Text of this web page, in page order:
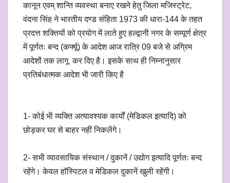
कानून एवम् शान्ति व्यवस्था बनाए रखने हेतु जिला मजिस्ट्रेट,
वंदना सिंह ने भारतीय दण्ड संहिता 1973 की धारा-144 के तहत
प्रदत्त शक्तियों को प्रयोग में लाते हुए हल्द्वानी नगर के सम्पूर्ण क्षेत्र
में पूर्णतः बन्द (कर्फ्यू) के आदेश आज रात्रि 09 बजे से अग्रिम
आदेशों तक लागू कर दिए है। इसके साथ ही निम्नानुसार
प्रतिबंधात्मक आदेश भी जारी किए है
1- कोई भी व्यक्ति अत्यावश्यक कार्यों (मेडिकल इत्यादि) को
छोड़कर घर से बाहर नहीं निकलेंगे।
2- सभी व्यावसायिक संस्थान / दुकानें / उद्योग इत्यादि पूर्णतः बन्द
रहेंगे। केवल हॉस्पिटल व मेडिकल दुकानें खुली रहेंगी।